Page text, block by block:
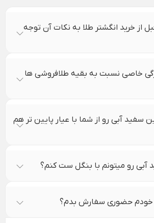
از خرید انگشتر طلا به نکات آن توجه
خاصی نسبت به بقیه طلافروشی ها
سفید آبی رو از شما با عیار پایین تر هم
آبی رو میتونم با بنگل ست کنم؟
خودم حضوری سفارش بدم؟